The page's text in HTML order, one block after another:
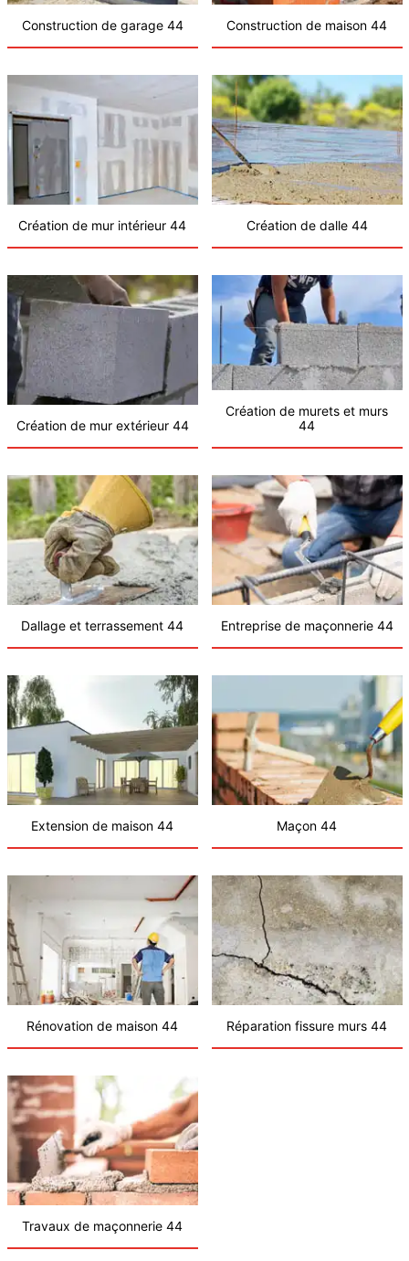
Construction de garage 44 Construction de maison 44
Création de mur intérieur 44 Création de dalle 44
Création de mur extérieur 44
Création de murets et murs
44
Dallage et terrassement 44 Entreprise de maçonnerie 44
Extension de maison 44 Maçon 44
Rénovation de maison 44 Réparation fissure murs 44
Travaux de maçonnerie 44